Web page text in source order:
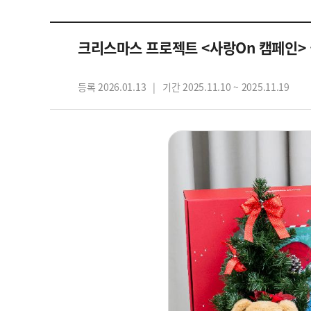
크리스마스 프로젝트 <사랑On 캠페인>
등록 2026.01.13 기간 2025.11.10 ~ 2025.11.19